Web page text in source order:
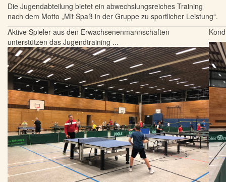
Die Jugendabteilung bietet ein abwechslungsreiches Training
nach dem Motto „Mit Spaß in der Gruppe zu sportlicher Leistung“.
Aktive Spieler aus den Erwachsenenmannschaften
unterstützen das Jugendtraining ...